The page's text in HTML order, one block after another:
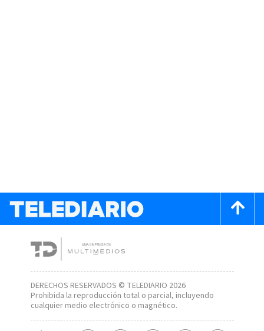
DERECHOS RESERVADOS © TELEDIARIO 2026
Prohibida la reproducción total o parcial, incluyendo
cualquier medio electrónico o magnético.